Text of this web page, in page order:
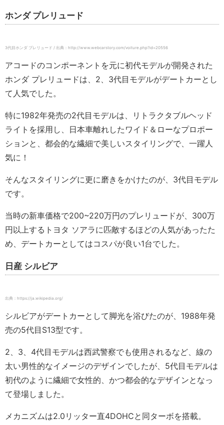
ホンダ プレリュード
3代目ホンダ プレリュード / 出典：http://www.webcarstory.com/voiture.php?id=20556
アコードのコンポーネントを元に初代モデルが開発された
ホンダ プレリュードは、2、3代目モデルがデートカーとし
て人気でした。
特に1982年発売の2代目モデルは、リトラクタブルヘッド
ライトを採用し、日本車離れしたワイド＆ローなプロポー
ションと、都会的な繊細で美しいスタイリングで、一躍人
気に！
そんなスタイリングに更に磨きをかけたのが、3代目モデル
です。
当時の新車価格で200~220万円のプレリュードが、300万
円以上するトヨタ ソアラに匹敵するほどの人気があったた
め、デートカーとしてはコスパが良い1台でした。
日産 シルビア
出典：https://ja.wikipedia.org/
シルビアがデートカーとして脚光を浴びたのが、1988年発
売の5代目S13型です。
2、3、4代目モデルは西武警察でも使用されるなど、線の
太い男性的なイメージのデザインでしたが、5代目モデルは
初代のように繊細で女性的、かつ都会的なデザインとなっ
て登場しました。
メカニズムは2.0リッター直4DOHCと同ターボを搭載。